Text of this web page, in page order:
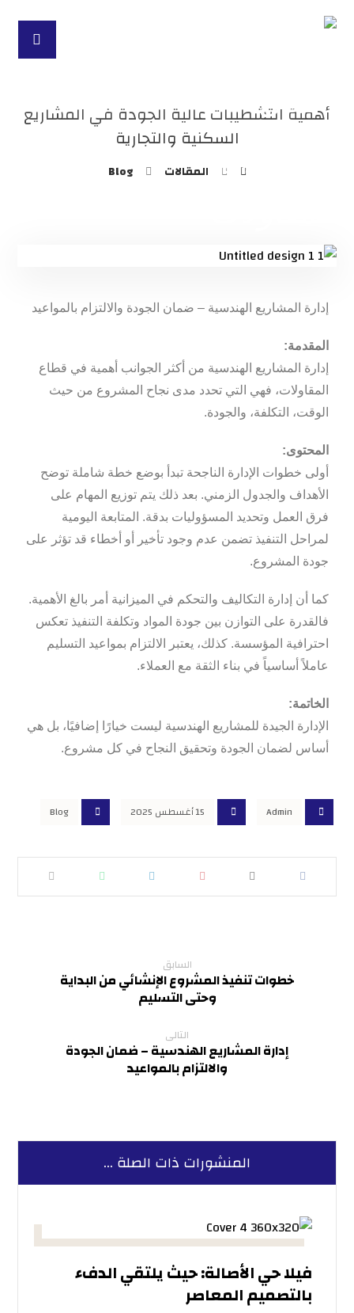
أهمية التشطيبات عالية الجودة في المشاريع
السكنية والتجارية
المقالات Blog
إدارة المشاريع الهندسية – ضمان الجودة والالتزام بالمواعيد
المقدمة:
إدارة المشاريع الهندسية من أكثر الجوانب أهمية في قطاع
المقاولات، فهي التي تحدد مدى نجاح المشروع من حيث
الوقت، التكلفة، والجودة.
المحتوى:
أولى خطوات الإدارة الناجحة تبدأ بوضع خطة شاملة توضح
الأهداف والجدول الزمني. بعد ذلك يتم توزيع المهام على
فرق العمل وتحديد المسؤوليات بدقة. المتابعة اليومية
لمراحل التنفيذ تضمن عدم وجود تأخير أو أخطاء قد تؤثر على
جودة المشروع.
كما أن إدارة التكاليف والتحكم في الميزانية أمر بالغ الأهمية.
فالقدرة على التوازن بين جودة المواد وتكلفة التنفيذ تعكس
احترافية المؤسسة. كذلك، يعتبر الالتزام بمواعيد التسليم
عاملاً أساسياً في بناء الثقة مع العملاء.
الخاتمة:
الإدارة الجيدة للمشاريع الهندسية ليست خيارًا إضافيًا، بل هي
أساس لضمان الجودة وتحقيق النجاح في كل مشروع.
Admin 15 أغسطس 2025 Blog
السابق
خطوات تنفيذ المشروع الإنشائي من البداية
وحتى التسليم
التالى
إدارة المشاريع الهندسية – ضمان الجودة
والالتزام بالمواعيد
المنشورات ذات الصلة ...
فيلا حي الأصالة: حيث يلتقي الدفء
بالتصميم المعاصر